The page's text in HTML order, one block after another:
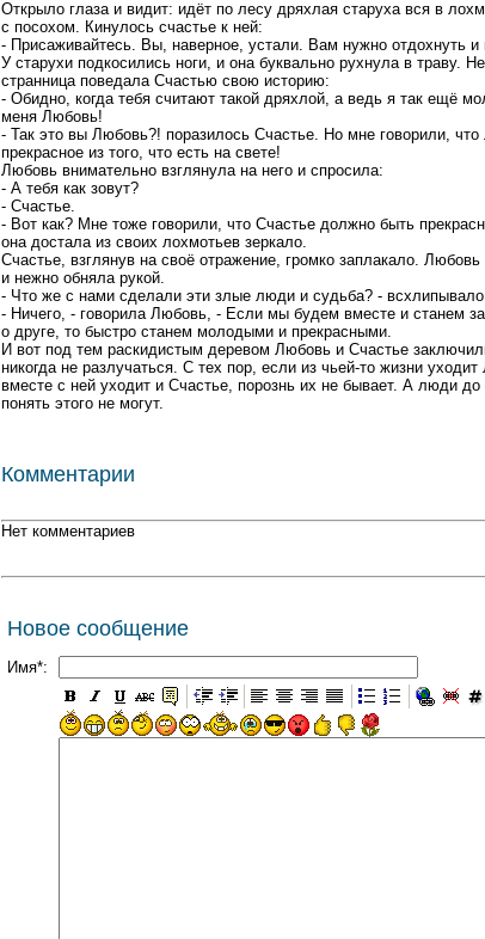
Открыло глаза и видит: идёт по лесу дряхлая старуха вся в
с посохом. Кинулось счастье к ней:
- Присаживайтесь. Вы, наверное, устали. Вам нужно отдохнуть и
У старухи подкосились ноги, и она буквально рухнула в траву.
странница поведала Счастью свою историю:
- Обидно, когда тебя считают такой дряхлой, а ведь я так ещё
меня Любовь!
- Так это вы Любовь?! поразилось Счастье. Но мне говорили,
прекрасное из того, что есть на свете!
Любовь внимательно взглянула на него и спросила:
- А тебя как зовут?
- Счастье.
- Вот как? Мне тоже говорили, что Счастье должно быть
она достала из своих лохмотьев зеркало.
Счастье, взглянув на своё отражение, громко заплакало.
и нежно обняла рукой.
- Что же с нами сделали эти злые люди и судьба? -
- Ничего, - говорила Любовь, - Если мы будем вместе и станем
о друге, то быстро станем молодыми и прекрасными.
И вот под тем раскидистым деревом Любовь и Счастье
никогда не разлучаться. С тех пор, если из чьей-то жизни
вместе с ней уходит и Счастье, порознь их не бывает. А люди до
понять этого не могут.
Комментарии
Нет комментариев
Новое сообщение
Имя*: